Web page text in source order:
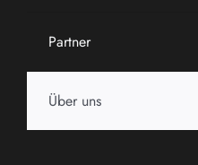
Partner
Über uns